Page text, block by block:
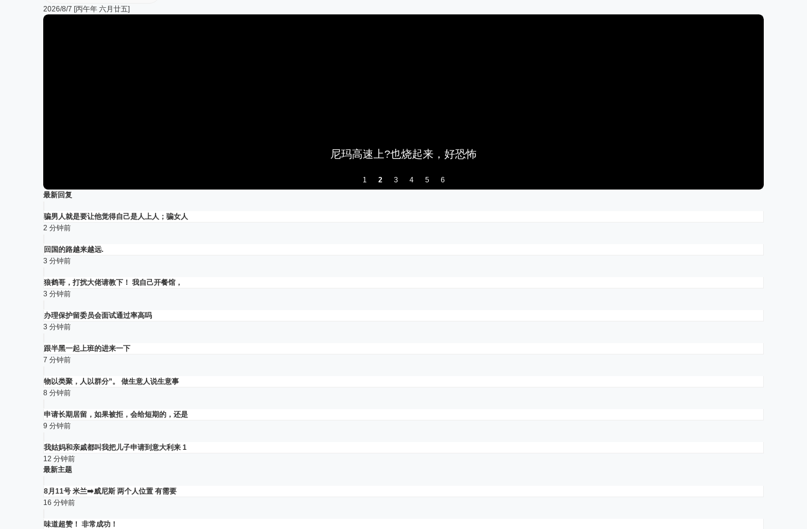
2026/8/7 [丙午年 六月廿五]
法国失业率升至8.3%，创近6年新高！失业人
1 2 3 4 5
6
最新回复
骗男人就是要让他觉得自己是人上人；骗女人
2 分钟前
回国的路越来越远.
3 分钟前
狼鹤哥，打扰大佬请教下！ 我自己开餐馆，
3 分钟前
办理保护留委员会面试通过率高吗
3 分钟前
跟半黑一起上班的进来一下
7 分钟前
物以类聚，人以群分”。 做生意人说生意事
8 分钟前
申请长期居留，如果被拒，会给短期的，还是
9 分钟前
我姑妈和亲戚都叫我把儿子申请到意大利来 1
12 分钟前
最新主题
8月11号 米兰➡️威尼斯 两个人位置 有需要
16 分钟前
味道超赞！ 非常成功！